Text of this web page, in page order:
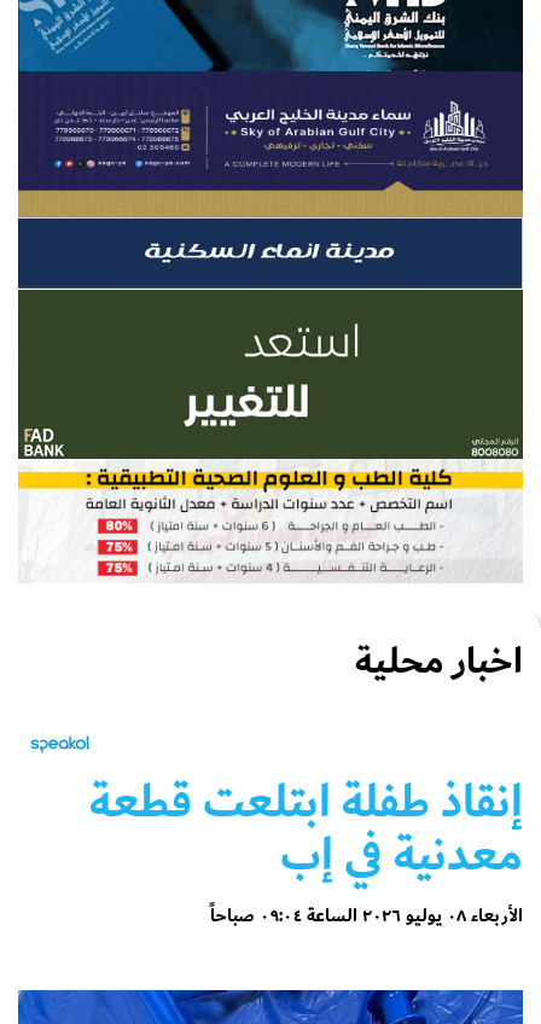
اخبار محلية
إنقاذ طفلة ابتلعت قطعة
معدنية في إب
الأربعاء ٠٨ يوليو ٢٠٢٦ الساعة ٠٩:٠٤ صباحاً